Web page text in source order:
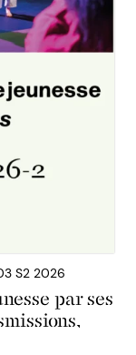
S2 2026
par ses